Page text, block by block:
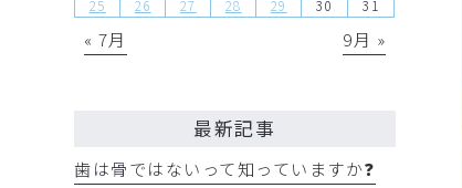
25
26 27 28 29 30 31
« 7月 9月 »
最新記事
歯は骨ではないって知っていますか❓